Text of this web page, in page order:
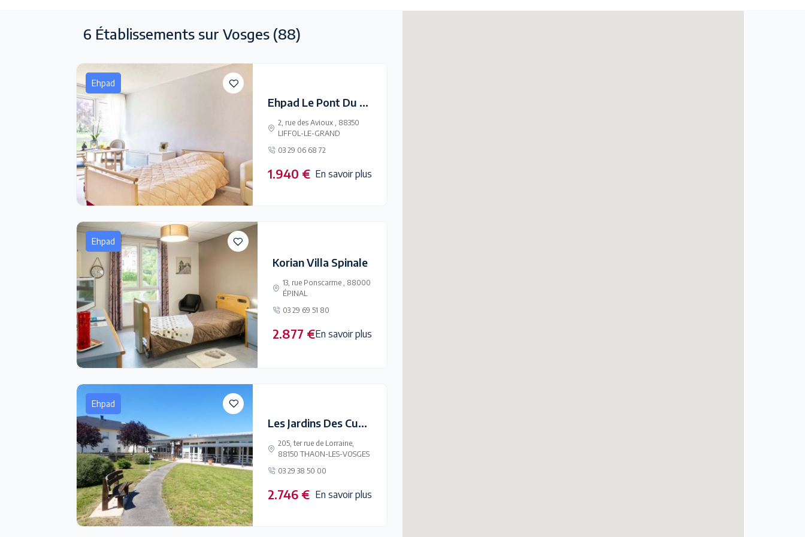
6 Établissements sur Vosges (88)
Ehpad
Ehpad Le Pont Du Gué
2, rue des Avioux , 88350
LIFFOL-LE-GRAND
03 29 06 68 72
1.940 € En savoir plus
Ehpad
Korian Villa Spinale
13, rue Ponscarme , 88000
ÉPINAL
03 29 69 51 80
2.877 €En savoir plus
Ehpad
Les Jardins Des Cuvieres
205, ter rue de Lorraine,
88150 THAON-LES-VOSGES
03 29 38 50 00
2.746 € En savoir plus